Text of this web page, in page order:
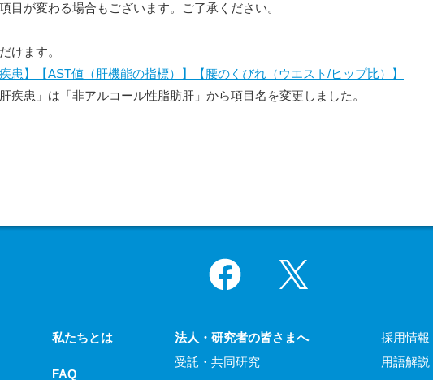
目が変わる場合もございます。ご了承ください。
けます。
患】
【AST値（肝機能の指標）】
【腰のくびれ（ウエスト/ヒップ比）】
疾患」は「非アルコール性脂肪肝」から項目名を変更しました。
Facebook
私たちとは
FAQ
法人・研究者の皆さまへ
受託・共同研究
採用情報
用語解説